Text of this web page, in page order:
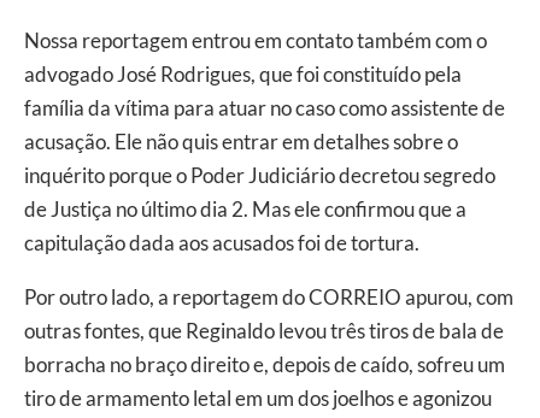
Nossa reportagem entrou em contato também com o
advogado José Rodrigues, que foi constituído pela
família da vítima para atuar no caso como assistente de
acusação. Ele não quis entrar em detalhes sobre o
inquérito porque o Poder Judiciário decretou segredo
de Justiça no último dia 2. Mas ele confirmou que a
capitulação dada aos acusados foi de tortura.
Por outro lado, a reportagem do CORREIO apurou, com
outras fontes, que Reginaldo levou três tiros de bala de
borracha no braço direito e, depois de caído, sofreu um
tiro de armamento letal em um dos joelhos e agonizou